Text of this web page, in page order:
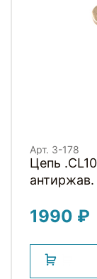
Арт. 3-178
Цепь
1990 ₽